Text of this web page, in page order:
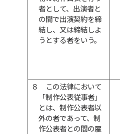
者として、出演者と
の間で出演契約を締
結し、又は締結しよ
うとする者をいう。
８
この法律において
「制作公表従事者」
とは、制作公表者以
外の者であって、制
作公表者との間の雇